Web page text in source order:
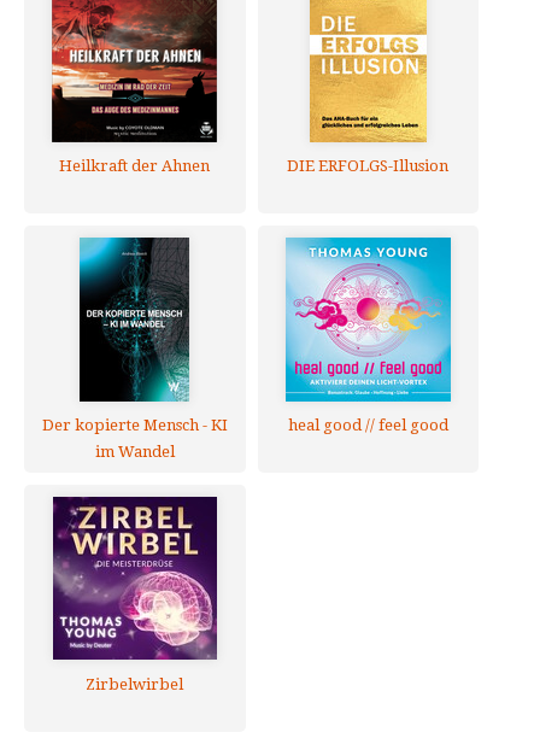
Heilkraft der Ahnen DIE ERFOLGS-Illusion
Der kopierte Mensch - KI
im Wandel
heal good // feel good
Zirbelwirbel